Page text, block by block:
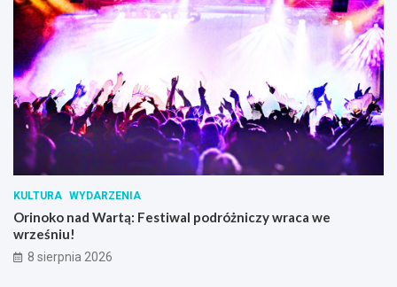
KULTURA WYDARZENIA
Orinoko nad Wartą: Festiwal podróżniczy wraca we
wrześniu!
8 sierpnia 2026